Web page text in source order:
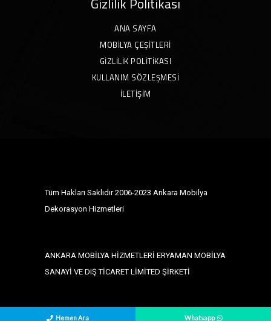
ANA SAYFA
MOBILYA ÇEŞITLERI
GIZLILIK POLITIKASI
KULLANIM SÖZLEŞMESI
İLETIŞIM
Tüm Hakları Saklıdır 2006-2023 Ankara Mobilya
Dekorasyon Hizmetleri
ANKARA MOBİLYA HİZMETLERİ ERYAMAN MOBİLYA
SANAYİ VE DIŞ TİCARET LİMİTED ŞİRKETİ
Hemen Ara Whatsapp